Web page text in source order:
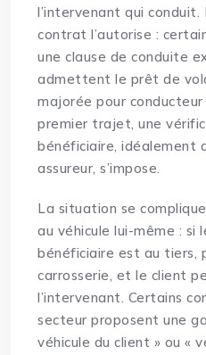
l’intervenant qui
contrat l’autorise :
une clause de conduite
admettent le prêt de
majorée pour
premier trajet, une
bénéficiaire, idéalement
assureur, s’impose.
La situation se
au véhicule lui-même : si
bénéficiaire est au tiers,
carrosserie, et le client
l’intervenant. Certains
secteur proposent une
véhicule du client » ou «